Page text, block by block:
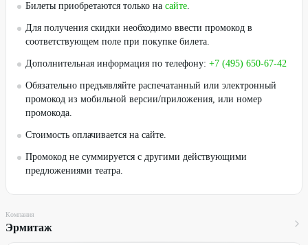
Билеты приобретаются только на сайте.
Для получения скидки необходимо ввести промокод в
соответствующем поле при покупке билета.
Дополнительная информация по телефону: +7 (495) 650-67-42
Обязательно предъявляйте распечатанный или электронный
промокод из мобильной версии/приложения, или номер
промокода.
Стоимость оплачивается на сайте.
Промокод не суммируется с другими действующими
предложениями театра.
Компания
Эрмитаж